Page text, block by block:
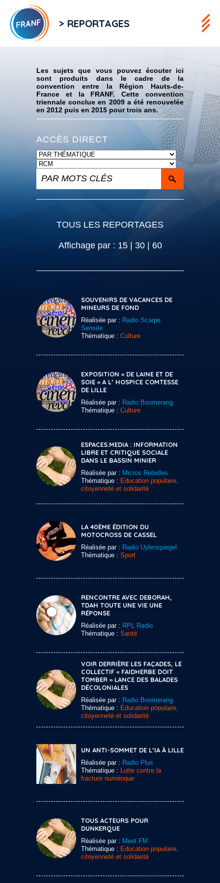
> REPORTAGES
Les sujets que vous pouvez écouter ici
sont produits dans le cadre de la
convention entre la Région Hauts-de-
France et la FRANF. Cette convention
triennale conclue en 2009 a été renouvelée
en 2012 puis en 2015 pour trois ans.
ACCÈS DIRECT
TOUS LES REPORTAGES
Affichage par : 15| 30| 60
SOUVENIRS DE VACANCES DE
MINEURS DE FOND
Réalisée par : Radio Scarpe
Sensée
Thématique : Culture
EXPOSITION « DE LAINE ET DE
SOIE » A L’ HOSPICE COMTESSE
DE LILLE
Réalisée par : Radio Boomerang
Thématique : Culture
ESPACES.MEDIA : INFORMATION
LIBRE ET CRITIQUE SOCIALE
DANS LE BASSIN MINIER
Réalisée par : Micros Rebelles
Thématique : Education populaire,
citoyenneté et solidarité
LA 40ÈME ÉDITION DU
MOTOCROSS DE CASSEL
Réalisée par : Radio Uylenspiegel
Thématique : Sport
RENCONTRE AVEC DEBORAH,
TDAH TOUTE UNE VIE UNE
RÉPONSE
Réalisée par : RPL Radio
Thématique : Santé
VOIR DERRIÈRE LES FAÇADES, LE
COLLECTIF « FAIDHERBE DOIT
TOMBER » LANCE DES BALADES
DÉCOLONIALES
Réalisée par : Radio Boomerang
Thématique : Education populaire,
citoyenneté et solidarité
UN ANTI-SOMMET DE L’IA À LILLE
Réalisée par : Radio Plus
Thématique :
Lutte contre la
fracture numérique
TOUS ACTEURS POUR
DUNKERQUE
Réalisée par : Meet FM
Thématique : Education populaire,
citoyenneté et solidarité